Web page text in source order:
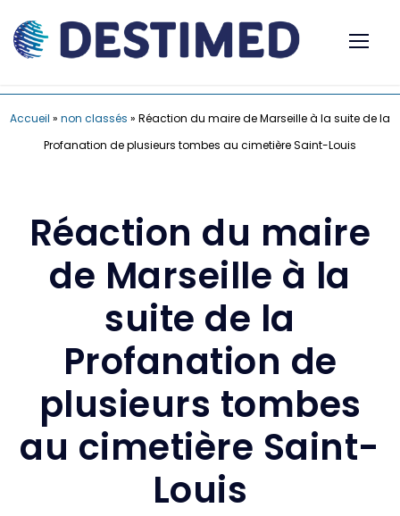
Accueil » non classés » Réaction du maire de Marseille à la suite de la
Profanation de plusieurs tombes au cimetière Saint-Louis
Réaction du maire
de Marseille à la
suite de la
Profanation de
plusieurs tombes
au cimetière Saint-
Louis